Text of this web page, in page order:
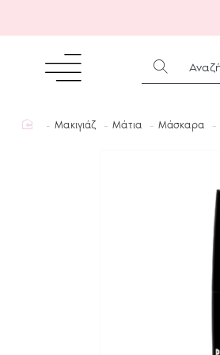
ΑΝΑΖΉΤΗΣΗ...
homeΜακιγιάζ Μάτια Μάσκαρα